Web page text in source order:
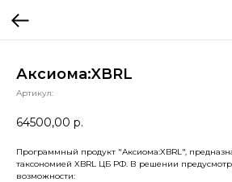
Аксиома:XBRL
Артикул:
64500,00 р.
Программный продукт "Аксиома:XBRL",
таксономией XBRL ЦБ РФ. В решении
возможности: